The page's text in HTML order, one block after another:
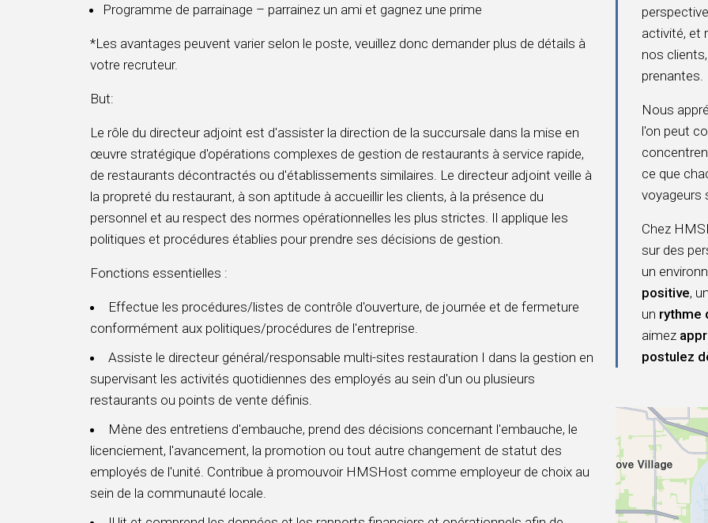
Programme de parrainage – parrainez un ami et gagnez une prime
*Les avantages peuvent varier selon le poste, veuillez donc demander plus de détails à
votre recruteur.
But:
Le rôle du directeur adjoint est d'assister la direction de la succursale dans la mise en
œuvre stratégique d'opérations complexes de gestion de restaurants à service rapide,
de restaurants décontractés ou d'établissements similaires. Le directeur adjoint veille à
la propreté du restaurant, à son aptitude à accueillir les clients, à la présence du
personnel et au respect des normes opérationnelles les plus strictes. Il applique les
politiques et procédures établies pour prendre ses décisions de gestion.
Fonctions essentielles :
Effectue les procédures/listes de contrôle d'ouverture, de journée et de fermeture
conformément aux politiques/procédures de l'entreprise.
Assiste le directeur général/responsable multi-sites restauration I dans la gestion en
supervisant les activités quotidiennes des employés au sein d'un ou plusieurs
restaurants ou points de vente définis.
Mène des entretiens d'embauche, prend des décisions concernant l'embauche, le
licenciement, l'avancement, la promotion ou tout autre changement de statut des
employés de l'unité. Contribue à promouvoir HMSHost comme employeur de choix au
sein de la communauté locale.
activité, et
nos
prenantes.
Nous
l'on peut
ce que
voyageurs
Chez
sur des
un
positive,
un rythme
aimez
postulez